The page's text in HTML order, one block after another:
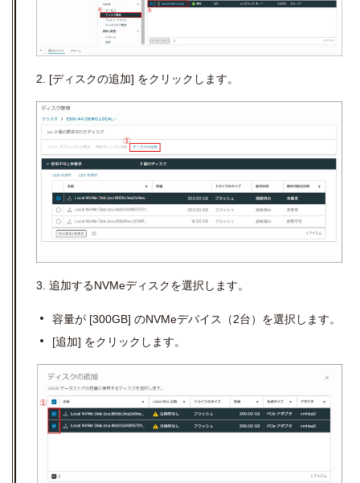
2. [ディスクの追加] をクリックします。
3. 追加するNVMeディスクを選択します。
容量が [300GB] のNVMeデバイス（2台）を選択します。
[追加] をクリックします。